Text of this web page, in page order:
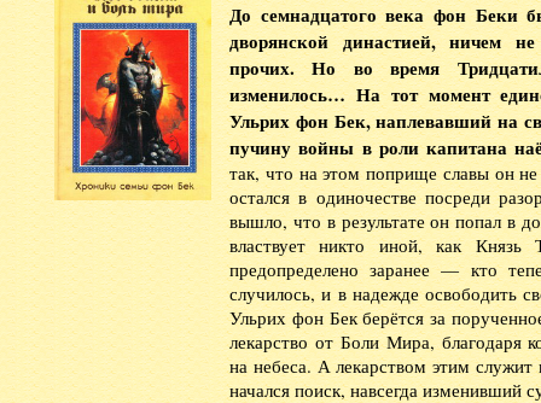
До семнадцатого века фон Беки
дворянской династией, ничем
прочих. Но во время
изменилось… На тот момент
Ульрих фон Бек, наплевавший на
пучину войны в роли капитана
так, что на этом поприще славы он
остался в одиночестве посреди
вышло, что в результате он попал в
властвует никто иной, как
предопределено заранее — кто
случилось, и в надежде освободить
Ульрих фон Бек берётся за
лекарство от Боли Мира, благодаря
на небеса. А лекарством этим
начался поиск, навсегда изменивший